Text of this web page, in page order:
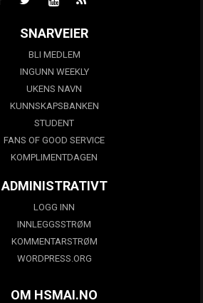
SNARVEIER
BLI MEDLEM
INGUNN WEEKLY
UKENS NAVN
KUNNSKAPSBANKEN
STUDENT
FANS OF GOOD SERVICE
KOMPLIMENTDAGEN
ADMINISTRATIVT
LOGG INN
INNLEGGSSTRØM
KOMMENTARSTRØM
WORDPRESS.ORG
OM HSMAI.NO